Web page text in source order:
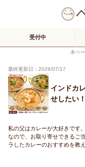
受付中
本ペ
最終更新日：2026/07/17
インドカ
せしたい
私の父はカレーが大好きです
なので、お取り寄せできるご
ラしたカレーのおすすめを教